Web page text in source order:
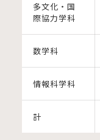
多文化・国
際協力学科
数学科
情報科学科
計